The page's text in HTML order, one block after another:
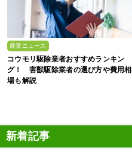
農業ニュース
コウモリ駆除業者おすすめランキン
グ！ 害獣駆除業者の選び方や費用相
場も解説
新着記事